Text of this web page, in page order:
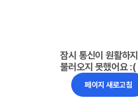
잠시 통신이 원활하
불러오지 못했어요 :(
페이지 새로고침